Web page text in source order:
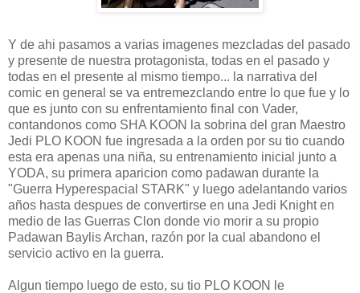
Y de ahi pasamos a varias imagenes mezcladas del pasado
y presente de nuestra protagonista, todas en el pasado y
todas en el presente al mismo tiempo... la narrativa del
comic en general se va entremezclando entre lo que fue y lo
que es junto con su enfrentamiento final con Vader,
contandonos como SHA KOON la sobrina del gran Maestro
Jedi PLO KOON fue ingresada a la orden por su tio cuando
esta era apenas una niña, su entrenamiento inicial junto a
YODA, su primera aparicion como padawan durante la
"Guerra Hyperespacial STARK" y luego adelantando varios
años hasta despues de convertirse en una Jedi Knight en
medio de las Guerras Clon donde vio morir a su propio
Padawan Baylis Archan, razón por la cual abandono el
servicio activo en la guerra.
Algun tiempo luego de esto, su tio PLO KOON le